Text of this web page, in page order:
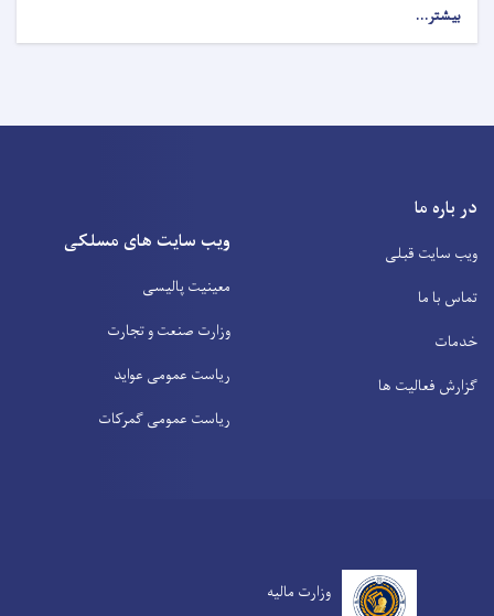
بیشتر...
در باره ما
ویب سایت قبلی
تماس با ما
خدمات
گزارش فعالیت ها
ویب سایت های مسلکی
معینیت پالیسی
وزارت صنعت و تجارت
ریاست عمومی عواید
ریاست عمومی گمرکات
وزارت مالیه